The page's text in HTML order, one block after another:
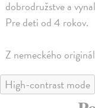
dobrodružstve a
Pre deti od 4 rokov.
Z nemeckého
High-contrast mode